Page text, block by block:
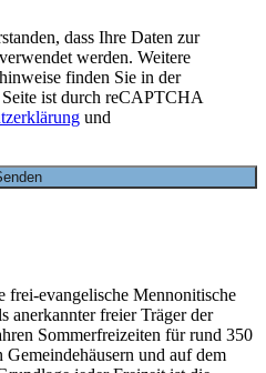
dass Ihre Daten zur
werden. Weitere
finden Sie in der
Seite ist durch reCAPTCHA
und
frei-evangelische Mennonitische
anerkannter freier Träger der
Sommerfreizeiten für rund 350
und auf dem